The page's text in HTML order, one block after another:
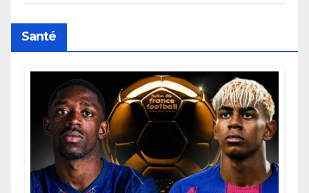
Santé